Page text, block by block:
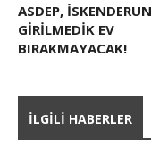
ASDEP,
GİRİLMEDİK EV
BIRAKMAYACAK!
İLGILI HABERLER